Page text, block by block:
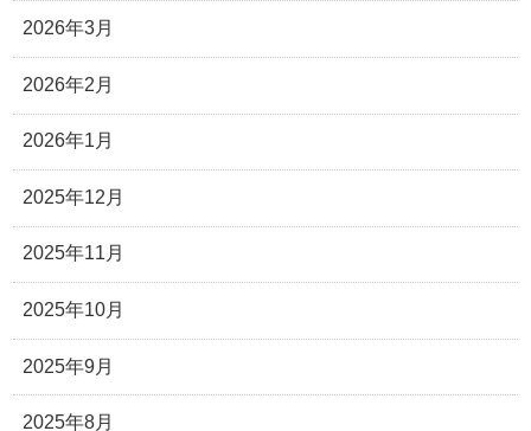
2026年3月
2026年2月
2026年1月
2025年12月
2025年11月
2025年10月
2025年9月
2025年8月